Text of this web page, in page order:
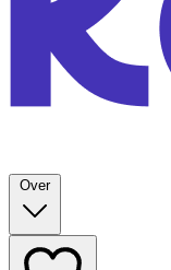
Over